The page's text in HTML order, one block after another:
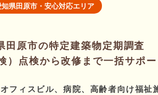
県田原市・安心対応エリア
田原市の特定建築物定期調査
）点検から改修まで一括サポー
フィスビル、病院、高齢者向け福祉